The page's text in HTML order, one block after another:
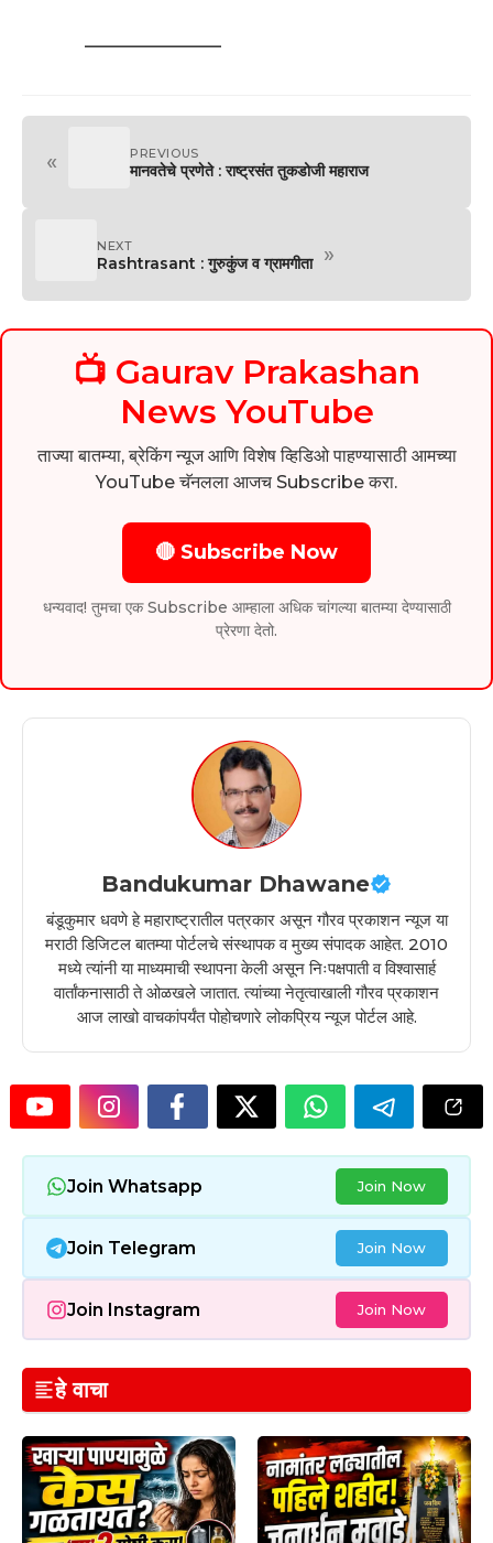
——————–
« PREVIOUS
मानवतेचे प्रणेते : राष्ट्रसंत तुकडोजी महाराज
NEXT
Rashtrasant : गुरुकुंज व ग्रामगीता »
📺 Gaurav Prakashan
News YouTube
ताज्या बातम्या, ब्रेकिंग न्यूज आणि विशेष व्हिडिओ पाहण्यासाठी आमच्या
YouTube चॅनलला आजच Subscribe करा.
🔴 Subscribe Now
धन्यवाद! तुमचा एक Subscribe आम्हाला अधिक चांगल्या बातम्या देण्यासाठी
प्रेरणा देतो.
Bandukumar Dhawane
बंडूकुमार धवणे हे महाराष्ट्रातील पत्रकार असून गौरव प्रकाशन न्यूज या
मराठी डिजिटल बातम्या पोर्टलचे संस्थापक व मुख्य संपादक आहेत. 2010
मध्ये त्यांनी या माध्यमाची स्थापना केली असून निःपक्षपाती व विश्वासार्ह
वार्तांकनासाठी ते ओळखले जातात. त्यांच्या नेतृत्वाखाली गौरव प्रकाशन
आज लाखो वाचकांपर्यंत पोहोचणारे लोकप्रिय न्यूज पोर्टल आहे.
Join Whatsapp Join Now
Join Telegram Join Now
Join Instagram Join Now
हे वाचा